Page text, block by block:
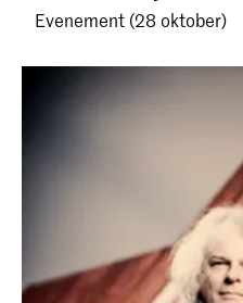
Evenement (28 oktober)